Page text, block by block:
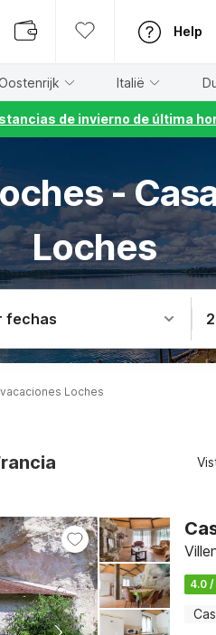
Help
Italië
de invierno de última
-
Loches
fechas
Loches
4.0 /